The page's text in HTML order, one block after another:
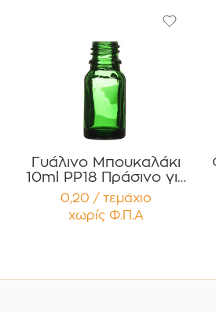
Γυάλινο Μπουκαλάκι
10ml PP18 Πράσινο για
Αιθέρια Έλαια, Βάμματα
Συσκευασία 12
τεμαχίων
0,20 / τεμάχιο
χωρίς Φ.Π.Α